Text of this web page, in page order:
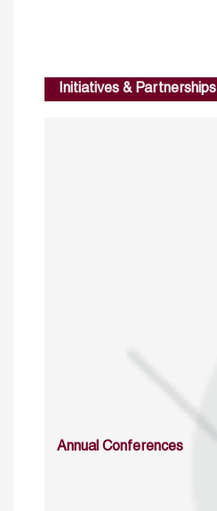
Initiatives & Partnerships
Annual Conferences